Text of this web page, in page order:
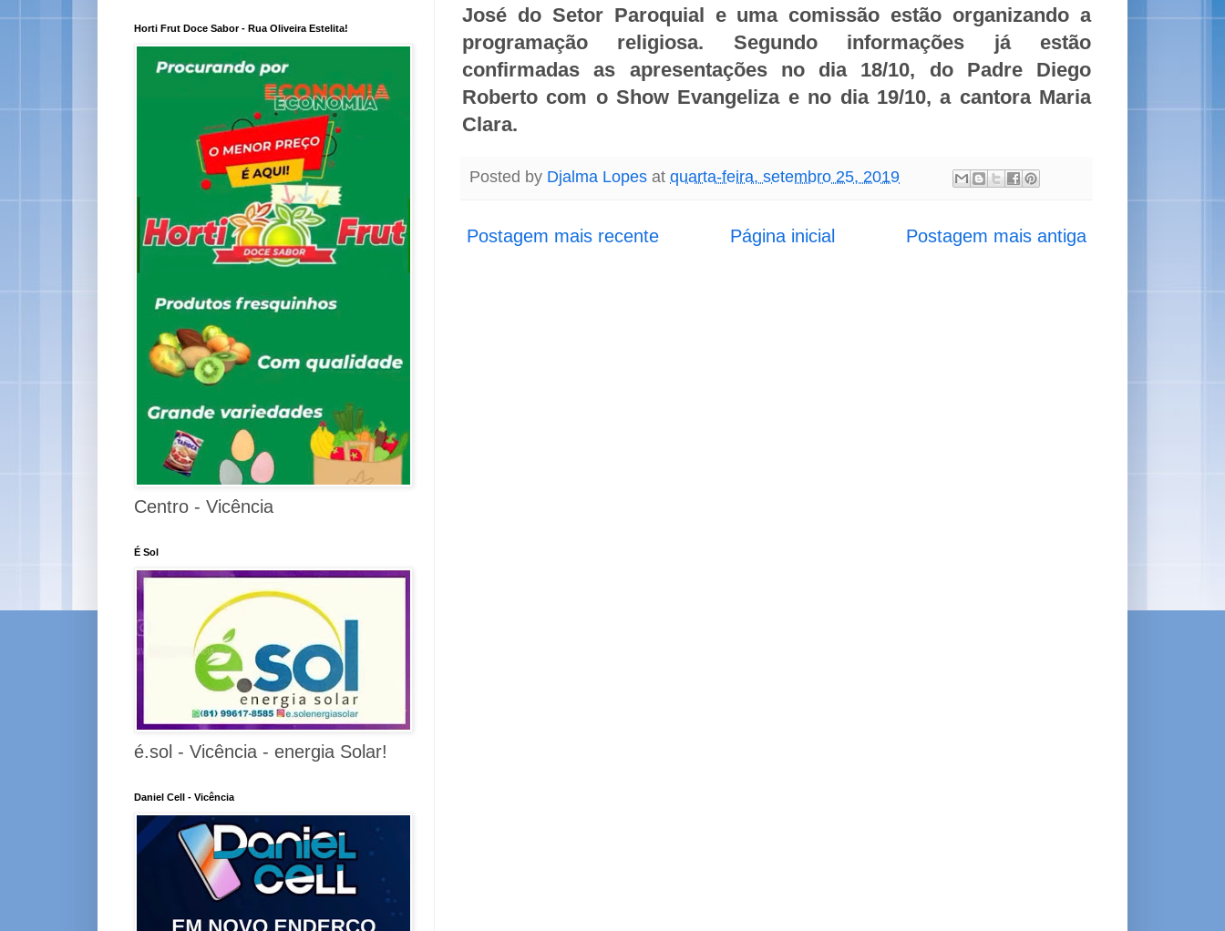
José do Setor Paroquial e uma comissão estão organizando a
programação religiosa. Segundo informações já estão
confirmadas as apresentações no dia 18/10, do Padre Diego
Roberto com o Show Evangeliza e no dia 19/10, a cantora Maria
Clara.
Posted by Djalma Lopes at quarta-feira, setembro 25, 2019
Postagem mais recente Postagem mais antiga
Página inicial
Horti Frut Doce Sabor - Rua Oliveira Estelita!
Centro - Vicência
É Sol
é.sol - Vicência - energia Solar!
Daniel Cell - Vicência